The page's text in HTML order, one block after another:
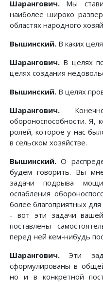
Шарангович. Мы
наиболее широко
областях народного
Вышинский. В каких
Шарангович. В целях
целях создания
Вышинский. В целях
Шарангович.
обороноспособности. Я,
ролей, которое у нас
в сельском хозяйстве.
Вышинский. О
будем говорить. Вы
задачи подрыва мощи
ослабления
более благоприятных
- вот эти задачи
поставлены
перед ней кем-нибудь
Шарангович. Эти
сформулированы в
но и в конкретной